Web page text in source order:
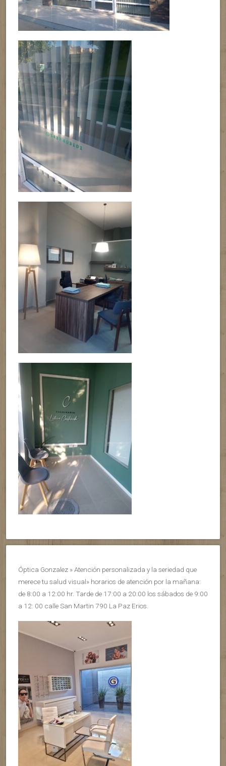
Óptica Gonzalez » Atención personalizada y la seriedad que
merece tu salud visual» horarios de atención por la mañana:
de 8:00 a 12:00 hr. Tarde de 17:00 a 20:00 los sábados de 9:00
a 12: 00 calle San Martin 790 La Paz Erios.